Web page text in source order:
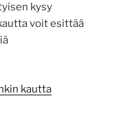
kysy
voit esittää
kautta